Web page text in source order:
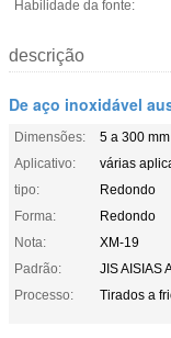
Habilidade da fonte:
descrição
De aço inoxidável
Dimensões:
5 a 300 mm
Aplicativo:
várias
tipo:
Redondo
Forma:
Redondo
Nota:
XM-19
Padrão:
JIS AISIAS
Processo:
Tirados a